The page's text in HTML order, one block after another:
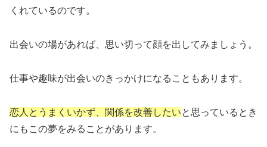
くれているのです。
出会いの場があれば、思い切って顔を出してみましょう。
仕事や趣味が出会いのきっかけになることもあります。
恋人とうまくいかず、関係を改善したいと思っているとき
にもこの夢をみることがあります。